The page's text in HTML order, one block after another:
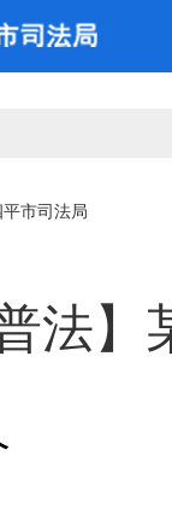
市司法局
法